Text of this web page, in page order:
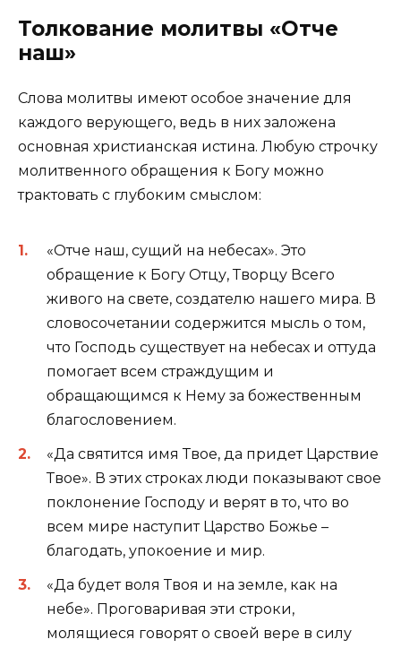
Толкование молитвы «Отче
наш»
Слова молитвы имеют особое значение для
каждого верующего, ведь в них заложена
основная христианская истина. Любую строчку
молитвенного обращения к Богу можно
трактовать с глубоким смыслом:
«Отче наш, сущий на небесах». Это
обращение к Богу Отцу, Творцу Всего
живого на свете, создателю нашего мира. В
словосочетании содержится мысль о том,
что Господь существует на небесах и оттуда
помогает всем страждущим и
обращающимся к Нему за божественным
благословением.
«Да святится имя Твое, да придет Царствие
Твое». В этих строках люди показывают свое
поклонение Господу и верят в то, что во
всем мире наступит Царство Божье –
благодать, упокоение и мир.
«Да будет воля Твоя и на земле, как на
небе». Проговаривая эти строки,
молящиеся говорят о своей вере в силу